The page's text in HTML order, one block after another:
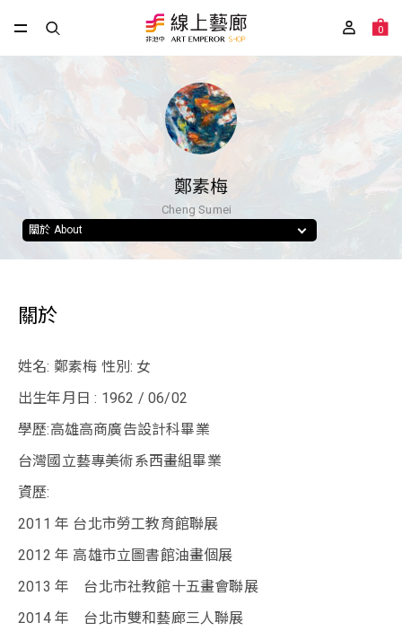
0
鄭素梅
Cheng Sumei
關於 About
關於
姓名: 鄭素梅 性別: 女
出生年月日 : 1962 / 06/02
學歷:高雄高商廣告設計科畢業
台灣國立藝專美術系西畫組畢業
資歷:
2011 年 台北市勞工教育館聯展
2012 年 高雄市立圖書館油畫個展
2013 年 台北市社教館十五畫會聯展
2014 年 台北市雙和藝廊三人聯展